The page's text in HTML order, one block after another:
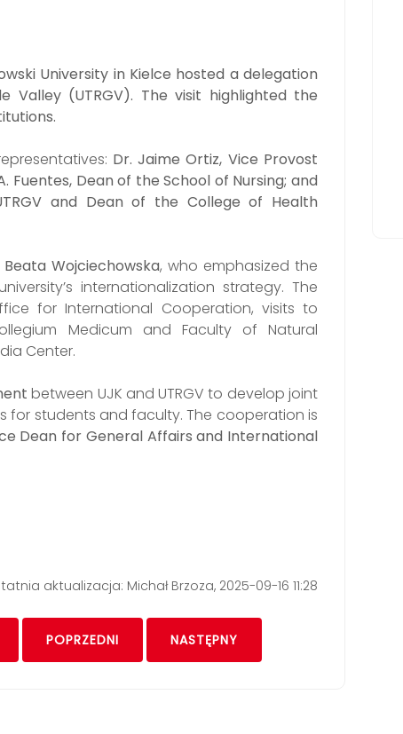
University in Kielce hosted a delegation
Valley (UTRGV). The visit highlighted the
Dr. Jaime Ortiz, Vice Provost
Fuentes, Dean of the School of Nursing; and
and Dean of the College of Health
Beata Wojciechowska, who emphasized the
internationalization strategy. The
for International Cooperation, visits to
Medicum and Faculty of Natural
Center.
between UJK and UTRGV to develop joint
for students and faculty. The cooperation is
Dean for General Affairs and International
aktualizacja: Michał Brzoza, 2025-09-16 11:28
POPRZEDNI NASTĘPNY